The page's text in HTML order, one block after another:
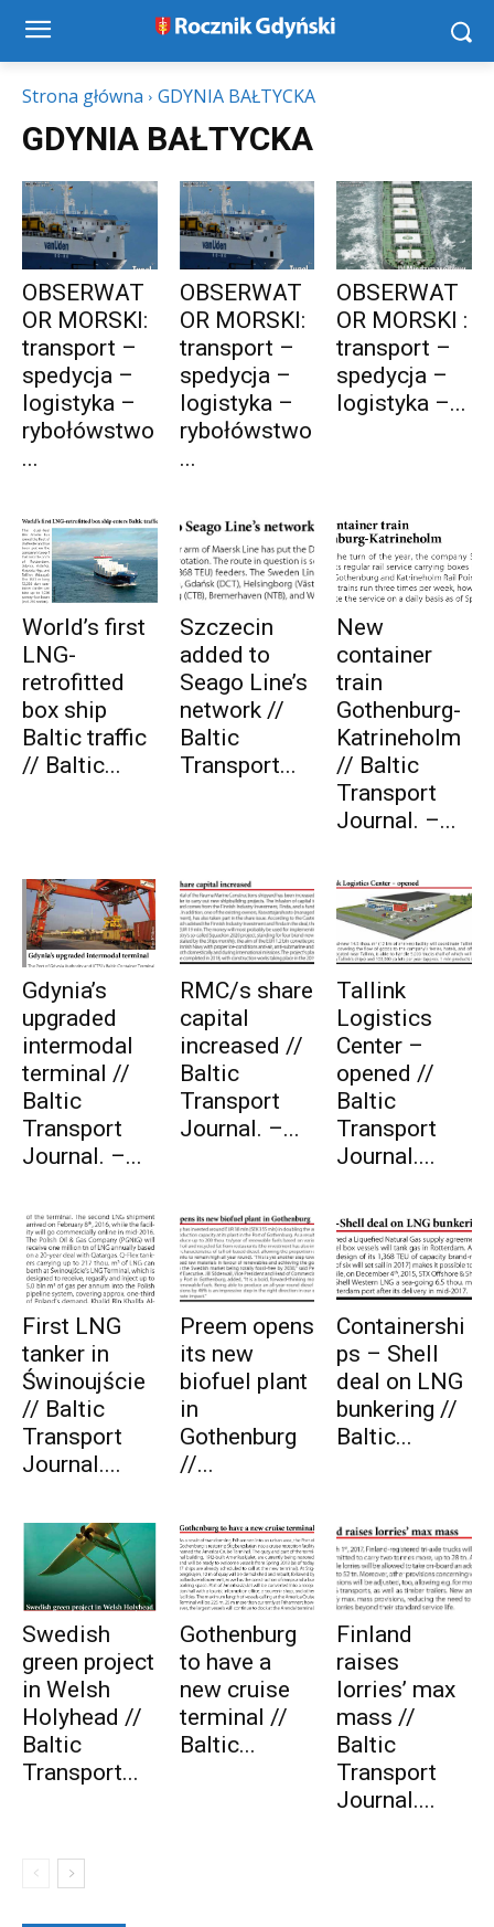
Strona główna GDYNIA BAŁTYCKA
GDYNIA BAŁTYCKA
OBSERWAT
OR MORSKI:
transport –
spedycja –
logistyka –
rybołówstwo
...
OBSERWAT
OR MORSKI:
transport –
spedycja –
logistyka –
rybołówstwo
...
OBSERWAT
OR MORSKI :
transport –
spedycja –
logistyka –...
World’s first
LNG-
retrofitted
box ship
Baltic traffic
// Baltic...
Szczecin
added to
Seago Line’s
network //
Baltic
Transport...
New
container
train
Gothenburg-
Katrineholm
// Baltic
Transport
Journal. –...
Gdynia’s
upgraded
intermodal
terminal //
Baltic
Transport
Journal. –...
RMC/s share
capital
increased //
Baltic
Transport
Journal. –...
Tallink
Logistics
Center –
opened //
Baltic
Transport
Journal....
First LNG
tanker in
Świnoujście
// Baltic
Transport
Journal....
Preem opens
its new
biofuel plant
in
Gothenburg
//...
Containershi
ps – Shell
deal on LNG
bunkering //
Baltic...
Swedish
green project
in Welsh
Holyhead //
Baltic
Transport...
Gothenburg
to have a
new cruise
terminal //
Baltic...
Finland
raises
lorries’ max
mass //
Baltic
Transport
Journal....